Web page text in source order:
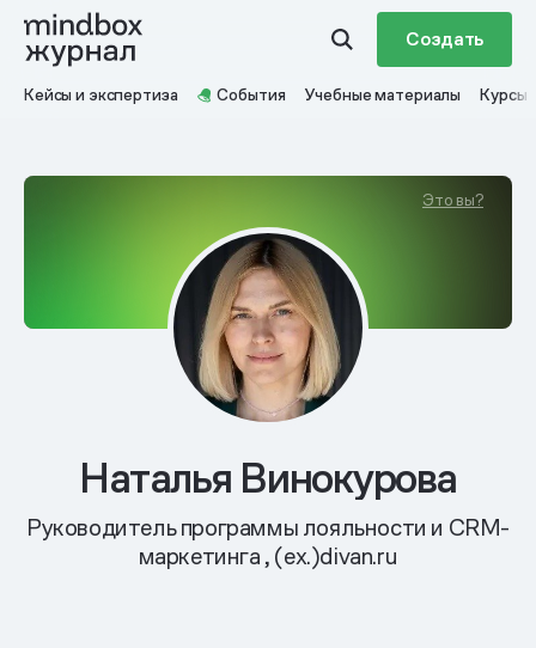
Создать
Кейсы и экспертиза События Учебные материалы Курсы
Это вы?
Наталья Винокурова
Руководитель программы лояльности и CRM-
маркетинга , (ex.)divan.ru